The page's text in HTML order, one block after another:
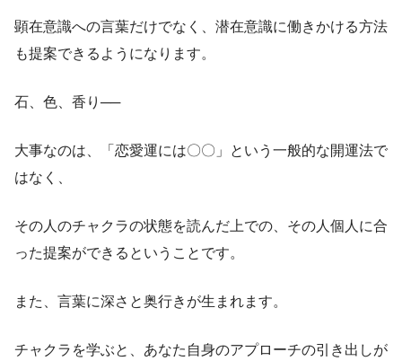
顕在意識への言葉だけでなく、潜在意識に働きかける方法
も提案できるようになります。
石、色、香り──
大事なのは、「恋愛運には〇〇」という一般的な開運法で
はなく、
その人のチャクラの状態を読んだ上での、その人個人に合
った提案ができるということです。
また、言葉に深さと奥行きが生まれます。
チャクラを学ぶと、あなた自身のアプローチの引き出しが